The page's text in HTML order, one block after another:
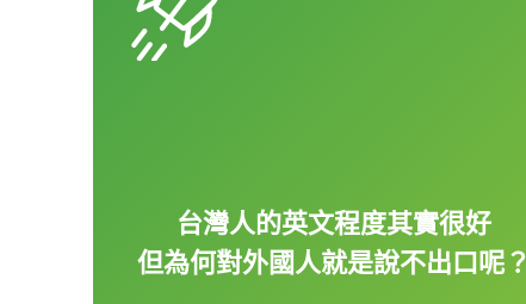
台灣人的英文程度其實很好
但為何對外國人就是說不出口呢？